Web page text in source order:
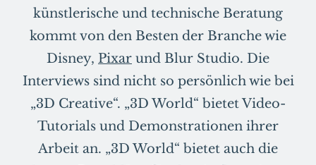
künstlerische und technische Beratung
kommt von den Besten der Branche wie
Disney, Pixar und Blur Studio. Die
Interviews sind nicht so persönlich wie bei
„3D Creative“. „3D World“ bietet Video-
Tutorials und Demonstrationen ihrer
Arbeit an. „3D World“ bietet auch die